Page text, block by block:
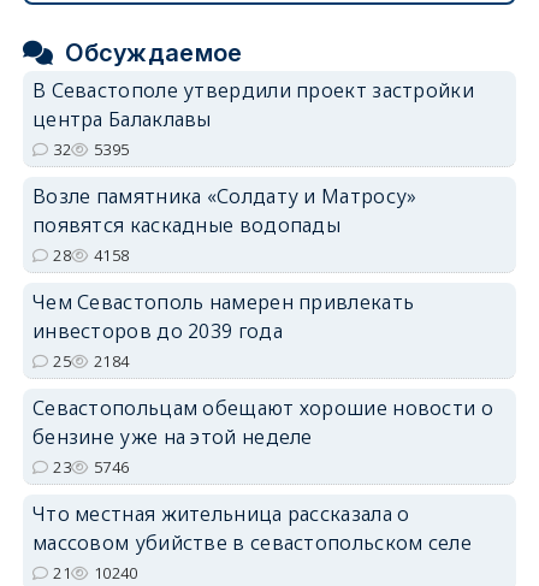
Обсуждаемое
В Севастополе утвердили проект застройки
центра Балаклавы
32 5395
Возле памятника «Солдату и Матросу»
появятся каскадные водопады
28 4158
Чем Севастополь намерен привлекать
инвесторов до 2039 года
25 2184
Севастопольцам обещают хорошие новости о
бензине уже на этой неделе
23 5746
Что местная жительница рассказала о
массовом убийстве в севастопольском селе
21 10240